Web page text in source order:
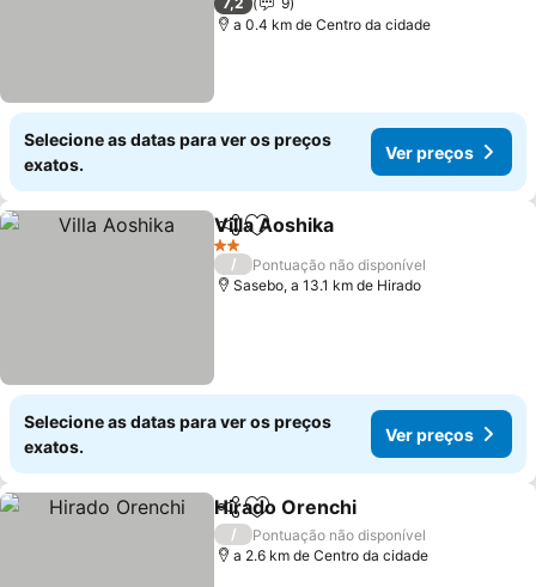
a 0.4 km de Centro da cidade
Selecione as datas para ver os preços
exatos.
Ver preços
PartilharAdicionar aos favoritos
Villa Aoshika
2 Estrelas
/
Pontuação não disponível
Sasebo, a 13.1 km de Hirado
Selecione as datas para ver os preços
exatos.
Ver preços
PartilharAdicionar aos favoritos
Hirado Orenchi
/
Pontuação não disponível
a 2.6 km de Centro da cidade